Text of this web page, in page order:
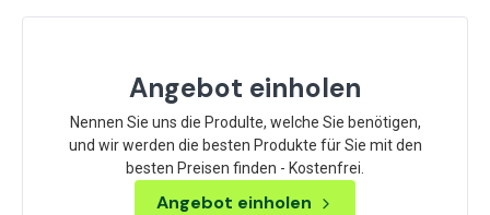
Angebot einholen
Nennen Sie uns die Produlte, welche Sie benötigen,
und wir werden die besten Produkte für Sie mit den
besten Preisen finden - Kostenfrei.
Angebot einholen